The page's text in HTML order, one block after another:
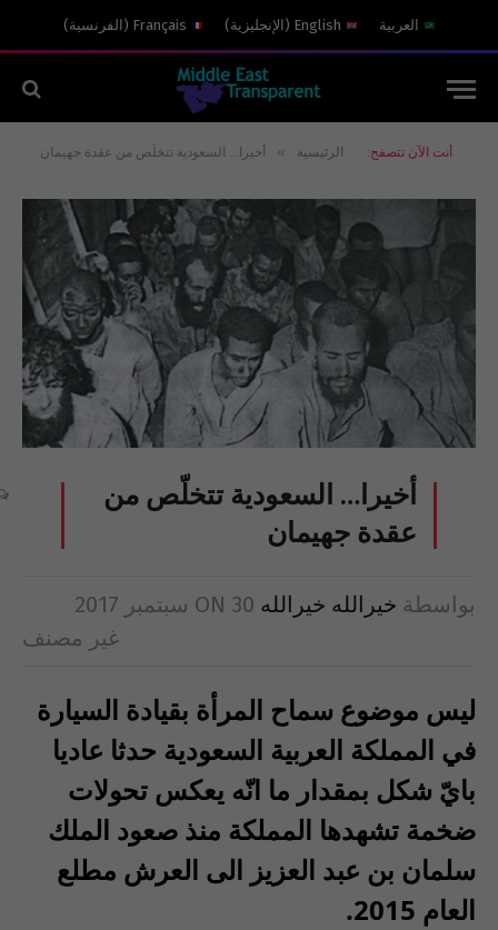
العربية English
( الإنجليزية)
Français
( الفرنسية)
أنت الآن تتصفح: الرئيسية » أخيرا… السعودية تتخلّص من عقدة جهيمان
أخيرا… السعودية تتخلّص من
عقدة جهيمان
بواسطة خيرالله خيرالله ON 30 سبتمبر 2017
غير مصنف
ليس موضوع سماح المرأة بقيادة السيارة
في المملكة العربية السعودية حدثا عاديا
بايّ شكل بمقدار ما انّه يعكس تحولات
ضخمة تشهدها المملكة منذ صعود الملك
سلمان بن عبد العزيز الى العرش مطلع
العام 2015
.